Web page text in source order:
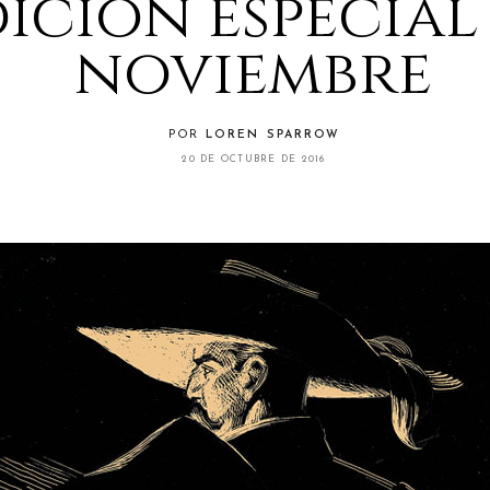
especial
noviembre
POR LOREN SPARROW
20 DE OCTUBRE DE 2016